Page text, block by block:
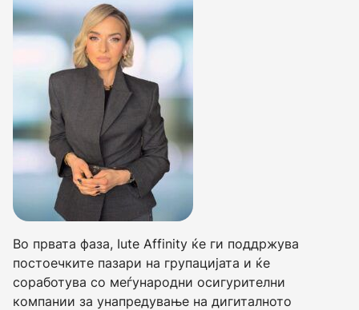
Во првата фаза, Iute Affinity ќе ги поддржува
постоечките пазари на групацијата и ќе
соработува со меѓународни осигурителни
компании за унапредување на дигиталното